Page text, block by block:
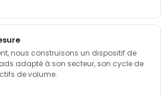
nous construisons un dispositif de
adapté à son secteur, son cycle de
de volume.